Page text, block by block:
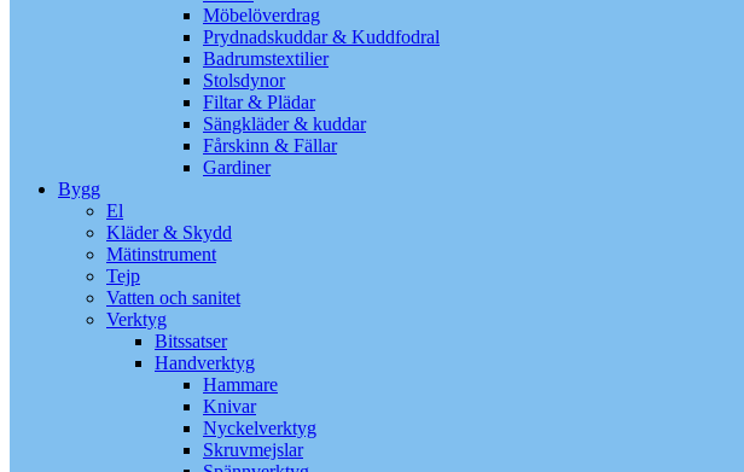
Möbelöverdrag
Prydnadskuddar & Kuddfodral
Badrumstextilier
Stolsdynor
Filtar & Plädar
Sängkläder & kuddar
Fårskinn & Fällar
Gardiner
Bygg
El
Kläder & Skydd
Mätinstrument
Tejp
Vatten och sanitet
Verktyg
Bitssatser
Handverktyg
Hammare
Knivar
Nyckelverktyg
Skruvmejslar